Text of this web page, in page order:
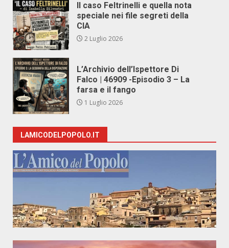
Il caso Feltrinelli e quella nota
speciale nei file segreti della
CIA
2 Luglio 2026
L’Archivio dell’Ispettore Di
Falco | 46909 -Episodio 3 – La
farsa e il fango
1 Luglio 2026
LAMICODELPOPOLO.IT